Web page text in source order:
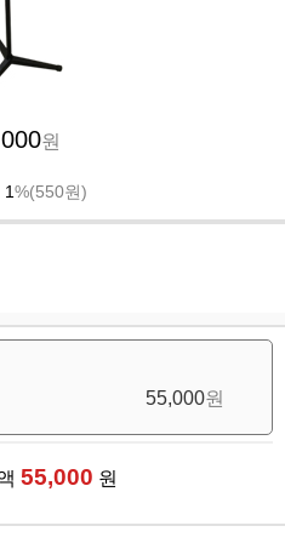
원
1%(550원)
55,000원
55,000 원